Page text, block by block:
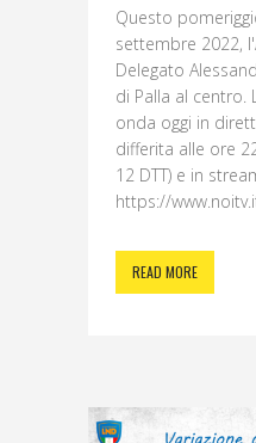
Questo
settembre 2022,
Delegato
di Palla al centro.
onda oggi in
differita alle ore
12 DTT) e in
https://
READ MORE